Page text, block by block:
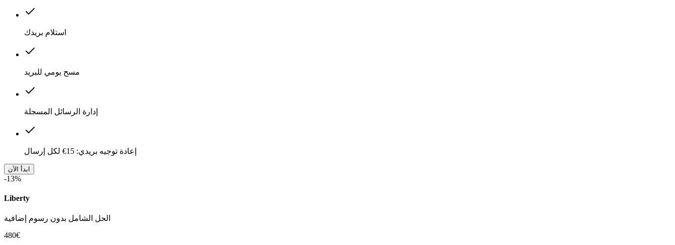
استلام بريدك
مسح يومي للبريد
إدارة الرسائل المسجلة
إعادة توجيه بريدي: 15€ لكل إرسال
ابدأ الآن
-13%
Liberty
الحل الشامل بدون رسوم إضافية
480€